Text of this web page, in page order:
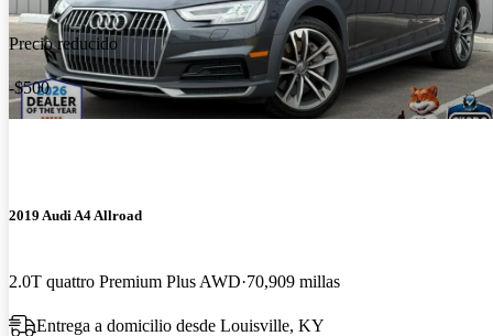
Precio reducido
-$500
2019 Audi A4 Allroad
2.0T quattro Premium Plus AWD 70,909 millas
Entrega a domicilio desde Louisville, KY